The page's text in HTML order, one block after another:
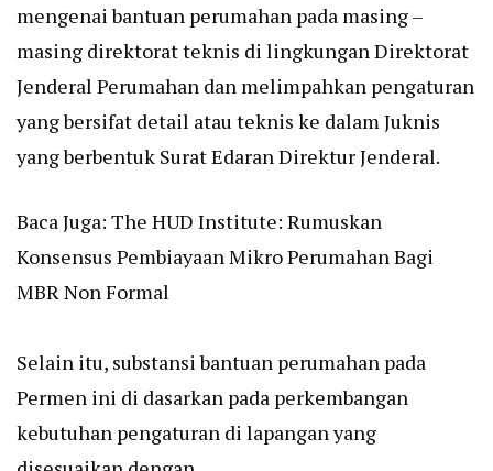
mengenai bantuan perumahan pada masing –
masing direktorat teknis di lingkungan Direktorat
Jenderal Perumahan dan melimpahkan pengaturan
yang bersifat detail atau teknis ke dalam Juknis
yang berbentuk Surat Edaran Direktur Jenderal.
Baca Juga: The HUD Institute: Rumuskan
Konsensus Pembiayaan Mikro Perumahan Bagi
MBR Non Formal
Selain itu, substansi bantuan perumahan pada
Permen ini di dasarkan pada perkembangan
kebutuhan pengaturan di lapangan yang